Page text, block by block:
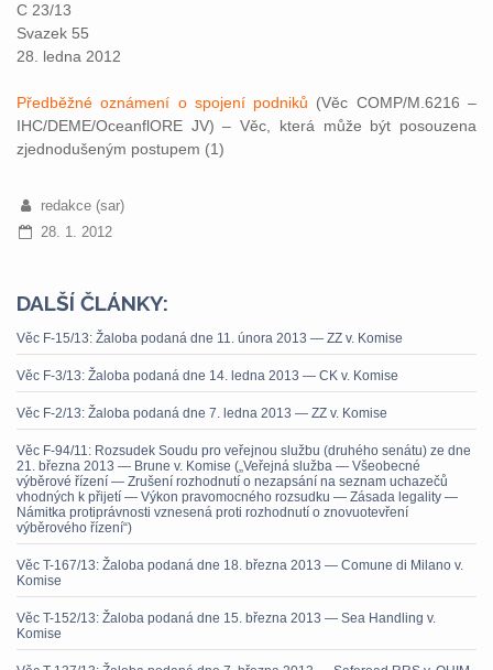
C 23/13
Svazek 55
28. ledna 2012
Předběžné oznámení o spojení podniků (Věc COMP/M.6216 –
IHC/DEME/OceanflORE JV) – Věc, která může být posouzena
zjednodušeným postupem (1)
redakce (sar)
28. 1. 2012
DALŠÍ ČLÁNKY:
Věc F-15/13: Žaloba podaná dne 11. února 2013 — ZZ v. Komise
Věc F-3/13: Žaloba podaná dne 14. ledna 2013 — CK v. Komise
Věc F-2/13: Žaloba podaná dne 7. ledna 2013 — ZZ v. Komise
Věc F-94/11: Rozsudek Soudu pro veřejnou službu (druhého senátu) ze dne
21. března 2013 — Brune v. Komise („Veřejná služba — Všeobecné
výběrové řízení — Zrušení rozhodnutí o nezapsání na seznam uchazečů
vhodných k přijetí — Výkon pravomocného rozsudku — Zásada legality —
Námitka protiprávnosti vznesená proti rozhodnutí o znovuotevření
výběrového řízení“)
Věc T-167/13: Žaloba podaná dne 18. března 2013 — Comune di Milano v.
Komise
Věc T-152/13: Žaloba podaná dne 15. března 2013 — Sea Handling v.
Komise